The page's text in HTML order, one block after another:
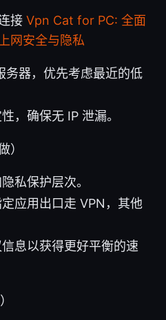
接 Vpn Cat for PC: 全面
网安全与隐私
务器，优先考虑最近的低
，确保无 IP 泄漏。
）
私保护层次。
应用出口走 VPN，其他
息以获得更好平衡的速